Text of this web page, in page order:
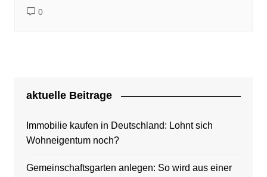
0
aktuelle Beitrage
Immobilie kaufen in Deutschland: Lohnt sich
Wohneigentum noch?
Gemeinschaftsgarten anlegen: So wird aus einer